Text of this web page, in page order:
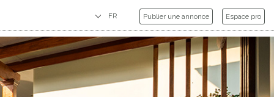
Publier une annonce Espace pro